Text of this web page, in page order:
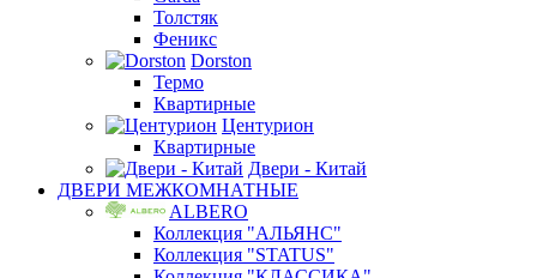
Толстяк
Феникс
Dorston
Термо
Квартирные
Центурион
Квартирные
Двери - Китай
ДВЕРИ МЕЖКОМНАТНЫЕ
ALBERO
Коллекция "АЛЬЯНС"
Коллекция "STATUS"